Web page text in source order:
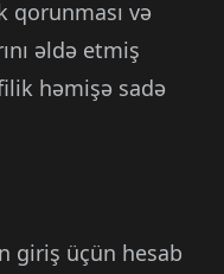
və
əldə etmiş
həmişə sadə
giriş üçün hesab